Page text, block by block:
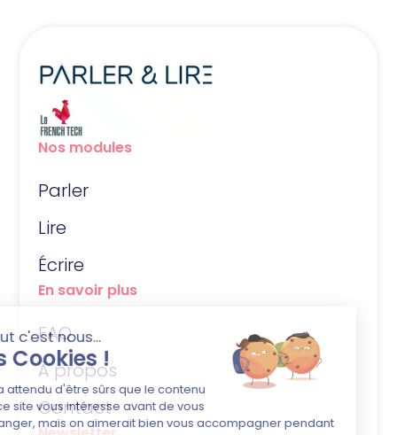
Nos modules
Parler
Lire
Écrire
En savoir plus
FAQ
À propos
Contact